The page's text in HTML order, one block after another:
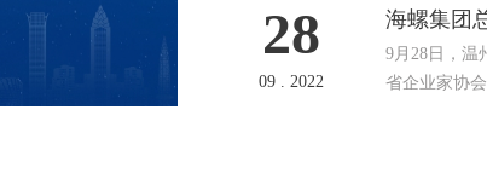
28
09 . 2022
海螺集团
9月28日，温州晚报“
省企业家协